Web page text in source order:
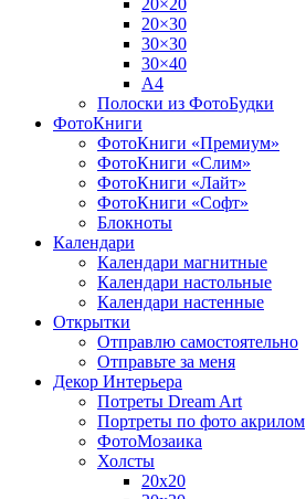
20×30
30×30
30×40
A4
Полоски из ФотоБудки
ФотоКниги
ФотоКниги «Премиум»
ФотоКниги «Слим»
ФотоКниги «Лайт»
ФотоКниги «Софт»
Блокноты
Календари
Календари магнитные
Календари настольные
Календари настенные
Открытки
Отправлю самостоятельно
Отправьте за меня
Декор Интерьера
Потреты Dream Art
Портреты по фото акрилом
ФотоМозаика
Холсты
20х20